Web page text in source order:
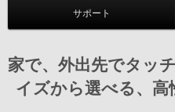
サポート
家で、外出先でタッ
イズから選べる、高